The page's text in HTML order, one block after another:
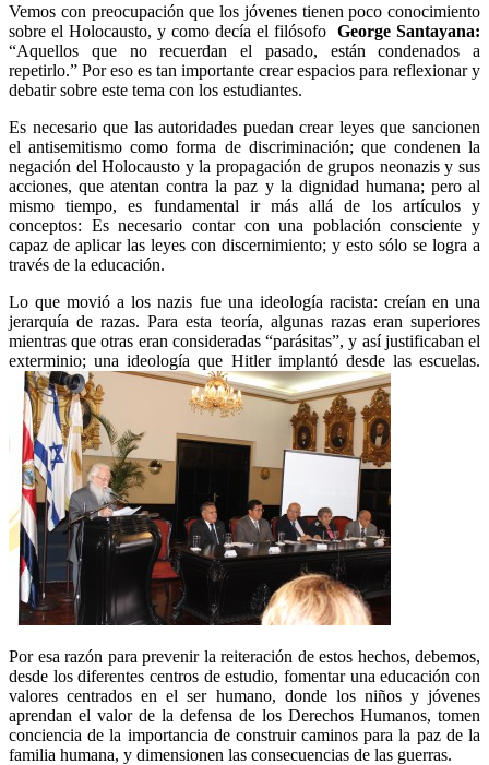
Vemos con preocupación que los jóvenes tienen poco conocimiento
sobre el Holocausto, y como decía el filósofo George Santayana:
“Aquellos que no recuerdan el pasado, están condenados a
repetirlo.” Por eso es tan importante crear espacios para reflexionar y
debatir sobre este tema con los estudiantes.
Es necesario que las autoridades puedan crear leyes que sancionen
el antisemitismo como forma de discriminación; que condenen la
negación del Holocausto y la propagación de grupos neonazis y sus
acciones, que atentan contra la paz y la dignidad humana; pero al
mismo tiempo, es fundamental ir más allá de los artículos y
conceptos: Es necesario contar con una población consciente y
capaz de aplicar las leyes con discernimiento; y esto sólo se logra a
través de la educación.
Lo que movió a los nazis fue una ideología racista: creían en una
jerarquía de razas. Para esta teoría, algunas razas eran superiores
mientras que otras eran consideradas “parásitas”, y así justificaban el
exterminio; una ideología que Hitler implantó desde las escuelas.
Por esa razón para prevenir la reiteración de estos hechos, debemos,
desde los diferentes centros de estudio, fomentar una educación con
valores centrados en el ser humano, donde los niños y jóvenes
aprendan el valor de la defensa de los Derechos Humanos, tomen
conciencia de la importancia de construir caminos para la paz de la
familia humana, y dimensionen las consecuencias de las guerras.